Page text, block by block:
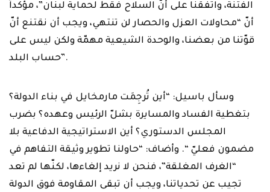
الفتنة، واتفقنا على أنّ السلاح ‏فقط لحماية لبنان”، مؤكداً
أنّ “محاولات العزل والحصار لن تنتهي، ويجب أن نقتنع أنّ
قوّتنا ‏من بعضنا، والوحدة الشيعية مهمّة ولكن ليس على
حساب البلد‎”.‎
وسأل باسيل: “أين تُرجِمَت مارمخايل في بناء الدولة؟
بتغطية الفساد والمسايرة بشلّ ‏الرئيس وعهده؟ بضرب
المجلس الدستوري؟ أين الاستراتيجية الدفاعية بلا
مضمون فعليّ “. ‏وأضاف: “حاولنا تطوير وثيقة التفاهم في
“الغرف المغلقة”، فنحن لا نريد إلغاءها، لكنّها لم ‏تعد
تجيب عن تحدياتنا، ويجب أن تبقى المقاومة فوق الدولة